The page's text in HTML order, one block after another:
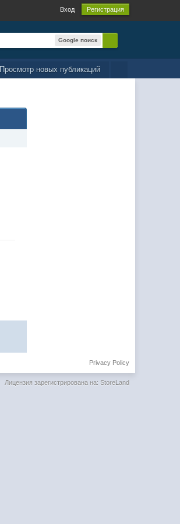
Вход Регистрация
Google поиск
Просмотр новых публикаций
Privacy Policy
Лицензия зарегистрирована на: StoreLand